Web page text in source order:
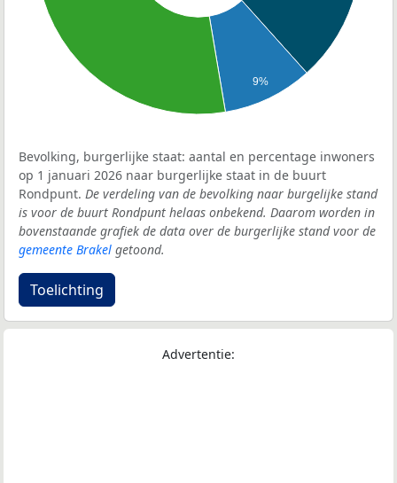
9%
Bevolking, burgerlijke staat: aantal en percentage inwoners
op 1 januari 2026 naar burgerlijke staat in de buurt
Rondpunt. De verdeling van de bevolking naar burgelijke stand
is voor de buurt Rondpunt helaas onbekend. Daarom worden in
bovenstaande grafiek de data over de burgerlijke stand voor de
gemeente Brakel getoond.
Toelichting
Advertentie: